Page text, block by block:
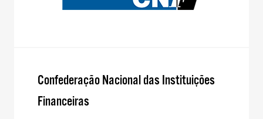
Confederação Nacional das Instituições
Financeiras